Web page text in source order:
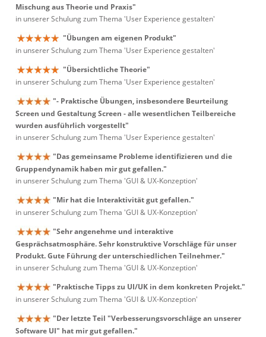
Mischung aus Theorie und Praxis"
in unserer Schulung zum Thema 'User Experience gestalten'
"Übungen am eigenen Produkt"
in unserer Schulung zum Thema 'User Experience gestalten'
"Übersichtliche Theorie"
in unserer Schulung zum Thema 'User Experience gestalten'
"- Praktische Übungen, insbesondere Beurteilung
Screen und Gestaltung Screen - alle wesentlichen Teilbereiche
wurden ausführlich vorgestellt"
in unserer Schulung zum Thema 'User Experience gestalten'
"Das gemeinsame Probleme identifizieren und die
Gruppendynamik haben mir gut gefallen."
in unserer Schulung zum Thema 'GUI & UX-Konzeption'
"Mir hat die Interaktivität gut gefallen."
in unserer Schulung zum Thema 'GUI & UX-Konzeption'
"Sehr angenehme und interaktive
Gesprächsatmosphäre. Sehr konstruktive Vorschläge für unser
Produkt. Gute Führung der unterschiedlichen Teilnehmer."
in unserer Schulung zum Thema 'GUI & UX-Konzeption'
"Praktische Tipps zu UI/UK in dem konkreten Projekt."
in unserer Schulung zum Thema 'GUI & UX-Konzeption'
"Der letzte Teil "Verbesserungsvorschläge an unserer
Software UI" hat mir gut gefallen."